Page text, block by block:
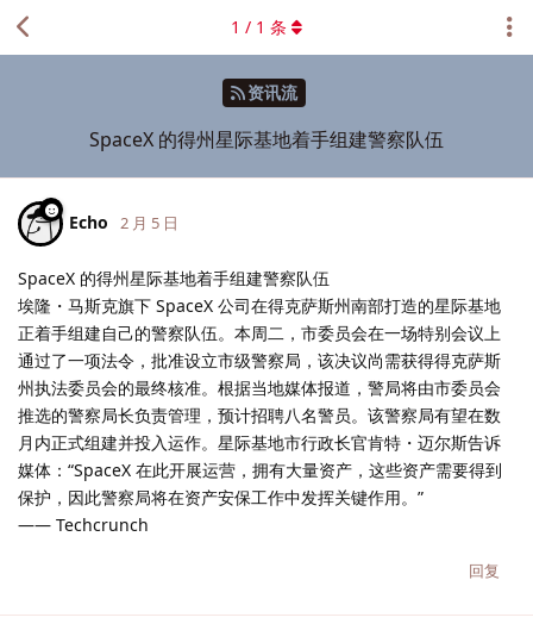
资讯流
SpaceX 的得州星际基地着手组建警察队伍
1 / 1 条
Echo 2 月 5 日
SpaceX 的得州星际基地着手组建警察队伍
埃隆・马斯克旗下 SpaceX 公司在得克萨斯州南部打造的星际基地
正着手组建自己的警察队伍。本周二，市委员会在一场特别会议上
通过了一项法令，批准设立市级警察局，该决议尚需获得得克萨斯
州执法委员会的最终核准。根据当地媒体报道，警局将由市委员会
推选的警察局长负责管理，预计招聘八名警员。该警察局有望在数
月内正式组建并投入运作。星际基地市行政长官肯特・迈尔斯告诉
媒体：“SpaceX 在此开展运营，拥有大量资产，这些资产需要得到
保护，因此警察局将在资产安保工作中发挥关键作用。”
—— Techcrunch
回复